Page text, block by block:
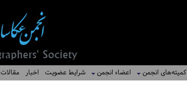
کمیته‌های انجمن اعضاء انجمن شرایط عضویت اخبار مقالات